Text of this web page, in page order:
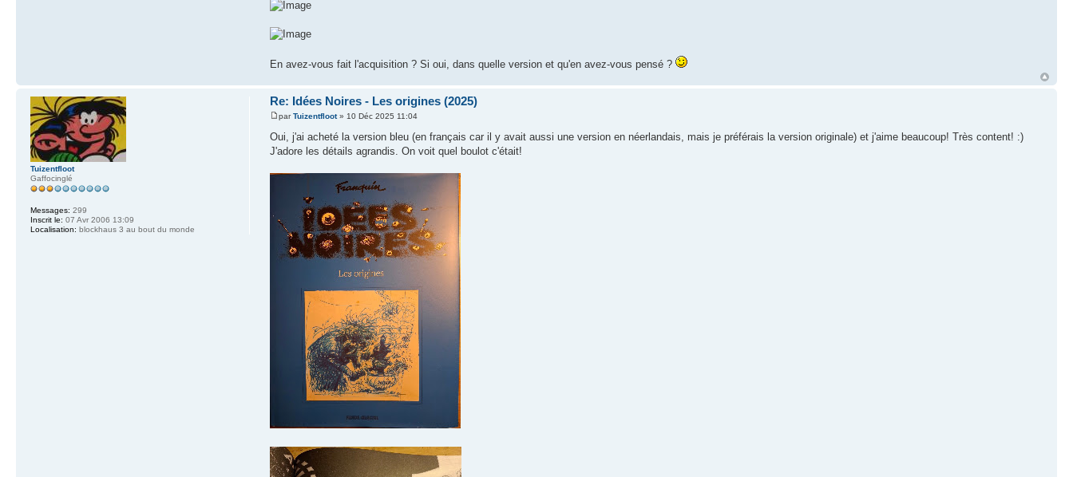
En avez-vous fait l'acquisition ? Si oui, dans quelle version et qu'en avez-vous pensé ?
Re: Idées Noires - Les origines (2025)
parTuizentfloot» 10 Déc 2025 11:04
Oui, j'ai acheté la version bleu (en français car il y avait aussi une version en néerlandais, mais je préférais la version originale) et j'aime beaucoup! Très content! :)
J'adore les détails agrandis. On voit quel boulot c'était!
Tuizentfloot
Gaffocinglé
Messages: 299
Inscrit le: 07 Avr 2006 13:09
Localisation: blockhaus 3 au bout du monde